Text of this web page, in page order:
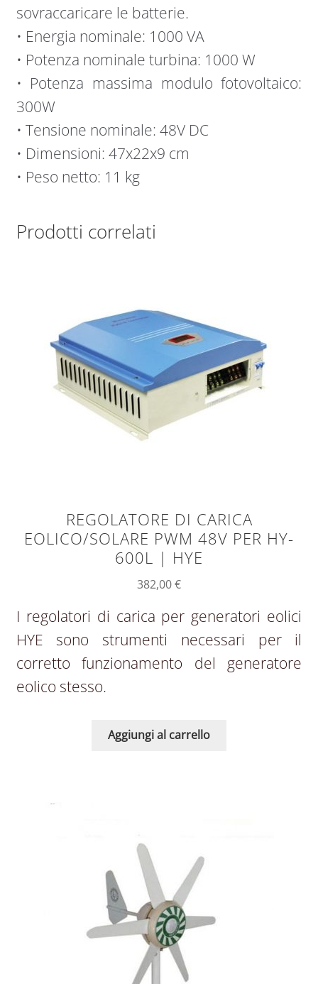
sovraccaricare le batterie.
• Energia nominale: 1000 VA
• Potenza nominale turbina: 1000 W
• Potenza massima modulo fotovoltaico:
300W
• Tensione nominale: 48V DC
• Dimensioni: 47x22x9 cm
• Peso netto: 11 kg
Prodotti correlati
REGOLATORE DI CARICA
EOLICO/SOLARE PWM 48V PER HY-
600L | HYE
382,00€
I regolatori di carica per generatori eolici
HYE sono strumenti necessari per il
corretto funzionamento del generatore
eolico stesso.
Aggiungi al carrello